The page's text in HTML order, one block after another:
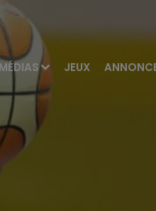
MÉDIAS JEUX